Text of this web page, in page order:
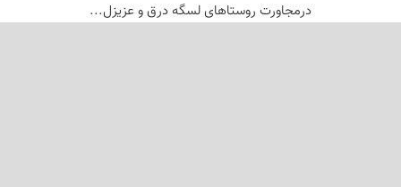
درمجاورت روستاهای لسگه درق و عزیزل...